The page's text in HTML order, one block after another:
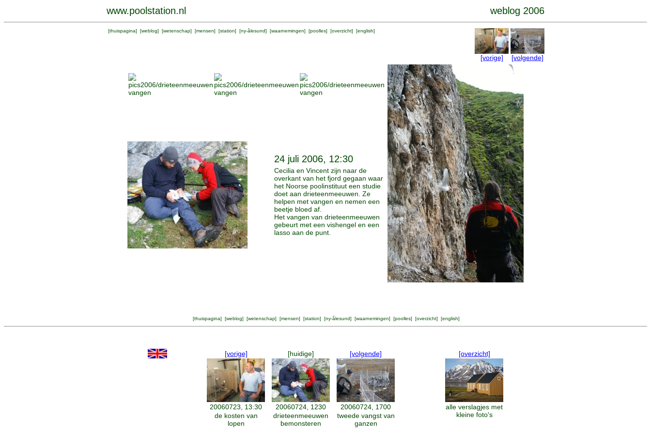
www.poolstation.nl weblog 2006
[thuispagina] [weblog] [wetenschap] [mensen] [station] [ny-ålesund] [waarnemingen] [poolles] [overzicht] [english]
[vorige] [volgende]
24 juli 2006, 12:30
Cecilia en Vincent zijn naar de
overkant van het fjord gegaan waar
het Noorse poolinstituut een studie
doet aan drieteenmeeuwen. Ze
helpen met vangen en nemen een
beetje bloed af.
Het vangen van drieteenmeeuwen
gebeurt met een vishengel en een
lasso aan de punt.
[thuispagina] [weblog] [wetenschap] [mensen] [station] [ny-ålesund] [waarnemingen] [poolles] [overzicht] [english]
[vorige] [huidige] [volgende] [overzicht]
20060723, 13:30 20060724, 1230 20060724, 1700
alle verslagjes met
kleine foto's
de kosten van
lopen
drieteenmeeuwen
bemonsteren
tweede vangst van
ganzen